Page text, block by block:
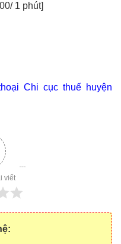
1 phút]
Chi cục thuế huyện
viết